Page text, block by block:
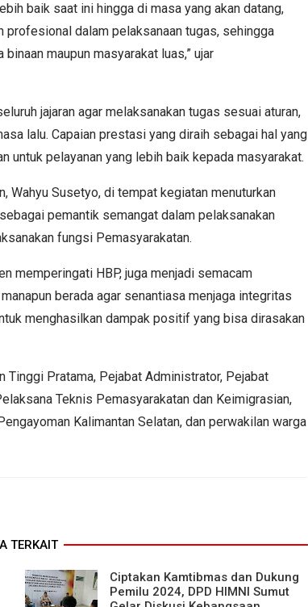
baik saat ini hingga di masa yang akan datang,
profesional dalam pelaksanaan tugas, sehingga
maupun masyarakat luas,” ujar
jajaran agar melaksanakan tugas sesuai aturan,
lalu. Capaian prestasi yang diraih sebagai hal yang
untuk pelayanan yang lebih baik kepada masyarakat.
Wahyu Susetyo, di tempat kegiatan menuturkan
pemantik semangat dalam pelaksanakan
fungsi Pemasyarakatan.
memperingati HBP, juga menjadi semacam
berada agar senantiasa menjaga integritas
menghasilkan dampak positif yang bisa dirasakan
Tinggi Pratama, Pejabat Administrator, Pejabat
Teknis Pemasyarakatan dan Keimigrasian,
Kalimantan Selatan, dan perwakilan warga
TERKAIT
Ciptakan Kamtibmas dan Dukung
Pemilu 2024, DPD HIMNI Sumut